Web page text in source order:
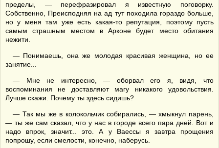
пределы, — перефразировал я известную поговорку.
Собственно, Преисподняя на ад тут походила гораздо больше,
но у меня там уже есть какая-то репутация, поэтому пусть
самым страшным местом в Арконе будет место обитания
нежити.
— Понимаешь, она же молодая красивая женщина, но ее
занятие...
— Мне не интересно, — оборвал его я, видя, что
воспоминания не доставляют магу никакого удовольствия.
Лучше скажи. Почему ты здесь сидишь?
— Так мы же в колокольчик собирались, — хмыкнул парень,
— ты же сам сказал, что у нас в городе всего пара дней. Вот и
надо впрок, значит... это. А у Ваессы я завтра прощения
попрошу, если смелости, конечно, наберусь.